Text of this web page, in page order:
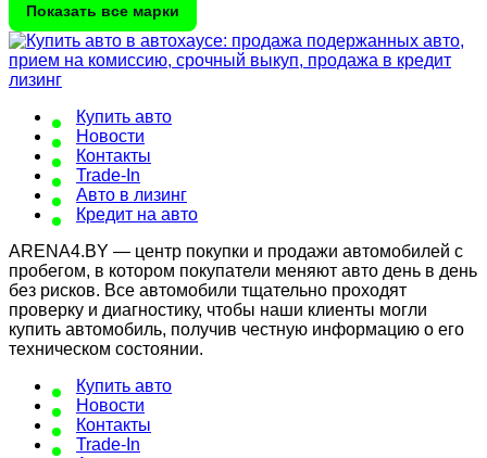
Показать все марки
Купить авто
Новости
Контакты
Trade-In
Авто в лизинг
Кредит на авто
ARENA4.BY — центр покупки и продажи автомобилей с
пробегом, в котором покупатели меняют авто день в день
без рисков. Все автомобили тщательно проходят
проверку и диагностику, чтобы наши клиенты могли
купить автомобиль, получив честную информацию о его
техническом состоянии.
Купить авто
Новости
Контакты
Trade-In